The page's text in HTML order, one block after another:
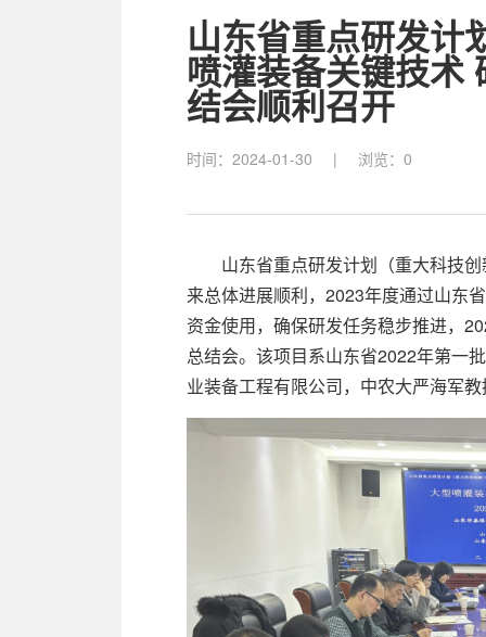
山东省重点研发计
喷灌装备关键技术
结会顺利召开
时间：2024-01-30 | 浏览： 0
山东省重点研发计划（重大科技创
来总体进展顺利，2023年度通过山东
资金使用，确保研发任务稳步推进，
总结会。该项目系山东省2022年第一
业装备工程有限公司，中农大严海军